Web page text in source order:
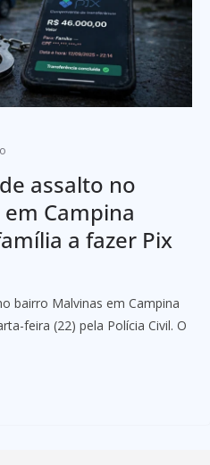
assalto no
Campina
a fazer Pix
bairro Malvinas em Campina
feira (22) pela Polícia Civil. O